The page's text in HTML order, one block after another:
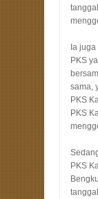
Ia
PKS
sama,
PKS
PKS
PKS